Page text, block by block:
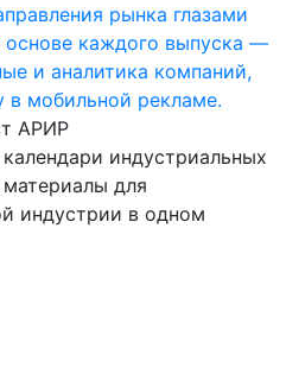
рынка глазами
основе каждого выпуска —
и аналитика компаний,
мобильной рекламе.
АРИР
индустриальных
для
индустрии в одном